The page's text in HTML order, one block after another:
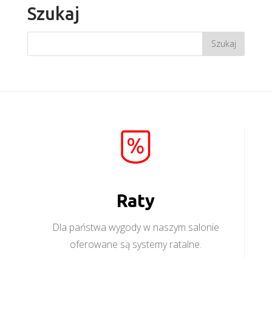
Szukaj
Raty
Dla państwa wygody w naszym salonie
oferowane są systemy ratalne.